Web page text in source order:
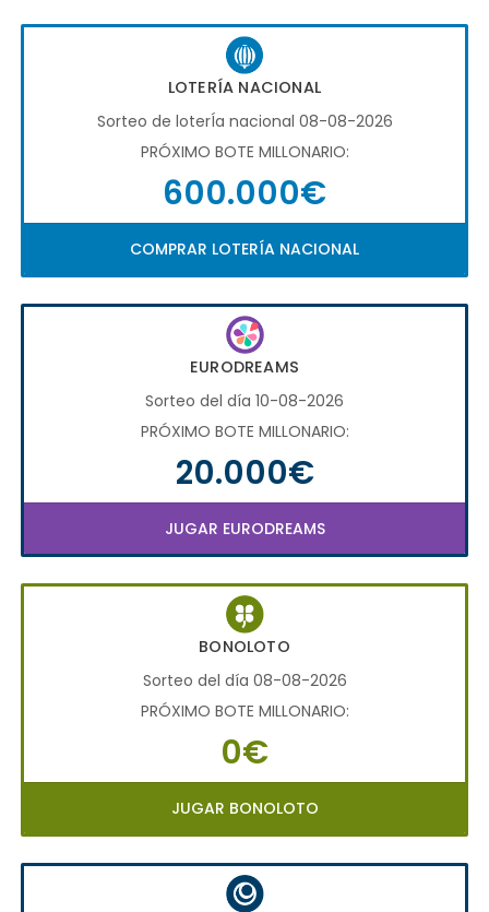
LOTERÍA NACIONAL
Sorteo de loterÍa nacional 08-08-2026
PRÓXIMO BOTE MILLONARIO:
600.000€
COMPRAR LOTERÍA NACIONAL
EURODREAMS
Sorteo del día 10-08-2026
PRÓXIMO BOTE MILLONARIO:
20.000€
JUGAR EURODREAMS
BONOLOTO
Sorteo del día 08-08-2026
PRÓXIMO BOTE MILLONARIO:
0€
JUGAR BONOLOTO